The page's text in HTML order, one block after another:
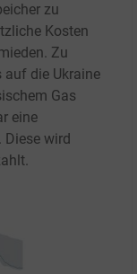
zu
Kosten
Zu
auf die Ukraine
Gas
eine
wird